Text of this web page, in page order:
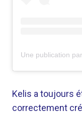
Kelis a toujours
correctement